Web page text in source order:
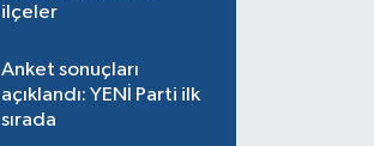
ilçeler
Anket sonuçları
açıklandı: YENİ Parti ilk
sırada